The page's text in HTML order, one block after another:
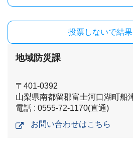
投票しないで結
地域防災課
〒401-0392
山梨県南都留郡富士河口湖町船
電話 : 0555-72-1170(直通)
お問い合わせはこちら